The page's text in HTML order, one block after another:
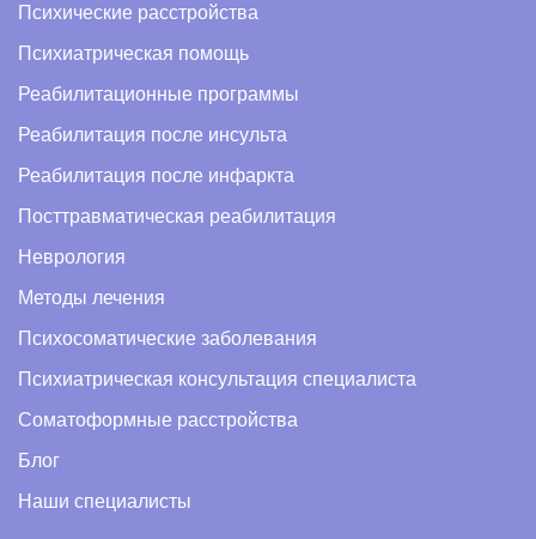
Психические расстройства
Психиатрическая помощь
Реабилитационные программы
Реабилитация после инсульта
Реабилитация после инфаркта
Посттравматическая реабилитация
Неврология
Методы лечения
Психосоматические заболевания
Психиатрическая консультация специалиста
Соматоформные расстройства
Блог
Наши специалисты